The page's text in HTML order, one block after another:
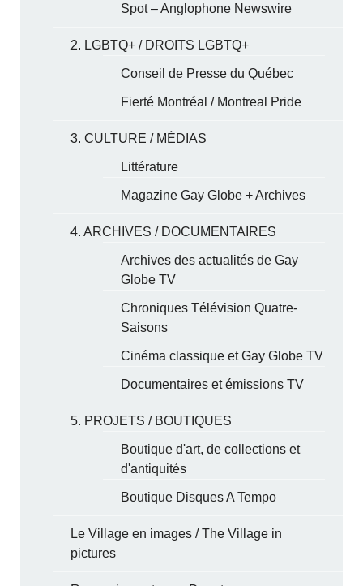
Spot – Anglophone Newswire
2. LGBTQ+ / DROITS LGBTQ+
Conseil de Presse du Québec
Fierté Montréal / Montreal Pride
3. CULTURE / MÉDIAS
Littérature
Magazine Gay Globe + Archives
4. ARCHIVES / DOCUMENTAIRES
Archives des actualités de Gay
Globe TV
Chroniques Télévision Quatre-
Saisons
Cinéma classique et Gay Globe TV
Documentaires et émissions TV
5. PROJETS / BOUTIQUES
Boutique d'art, de collections et
d'antiquités
Boutique Disques A Tempo
Le Village en images / The Village in
pictures